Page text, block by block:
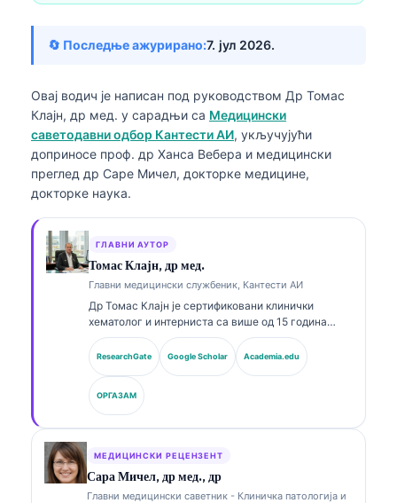
🔄 Последње ажурирано:7. јул 2026.
Овај водич је написан под руководством Др Томас
Клајн, др мед. у сарадњи са Медицински
саветодавни одбор Кантести АИ, укључујући
доприносе проф. др Ханса Вебера и медицински
преглед др Саре Мичел, докторке медицине,
докторке наука.
ГЛАВНИ АУТОР
Томас Клајн, др мед.
Главни медицински службеник, Кантести АИ
Др Томас Клајн је сертификовани клинички
хематолог и интерниста са више од 15 година
искуства у лабораторијској медицини и клиничкој
анализи уз помоћ вештачке интелигенције. Као
главни медицински директор у Kantesti AI, он
пружа клинички надзор над медицинском
тачношћу власничке неуралне мреже. Др Клајн је
објавио опсежно радове о тумачењу биомаркера
и лабораторијској дијагностици у темама из
ResearchGate Google Scholar Academia.edu
ОРГАЗАМ
МЕДИЦИНСКИ РЕЦЕНЗЕНТ
Сара Мичел, др мед., др
Главни медицински саветник - Клиничка патологија и